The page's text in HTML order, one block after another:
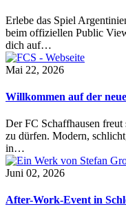
Erlebe das Spiel
beim offiziellen Public
dich auf…
Mai 22, 2026
Willkommen auf der
Der FC Schaffhausen freut
zu dürfen. Modern,
in…
Juni 02, 2026
After-Work-Event in